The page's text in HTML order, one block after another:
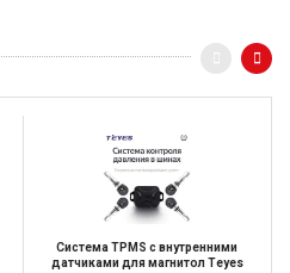
Система TPMS с внутренними
датчиками для магнитол Teyes